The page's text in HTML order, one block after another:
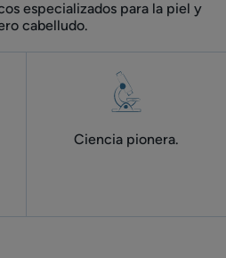
especializados para la piel y
cabelludo.
Ciencia pionera.